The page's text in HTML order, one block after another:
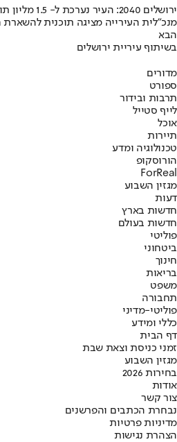
ירושלים 2040: העיר נערכת ל- 1.5 מליון תושבים
מנכ"לית העירייה מציגה תוכנית להשארת
הבא
בשיתוף עיריית ירושלים
מדורים
ספורט
תרבות ובידור
לייף סטייל
אוכל
תיירות
טכנולוגיה ומדע
הורוסקופ
ForReal
מגזין השבוע
דעות
חדשות בארץ
חדשות בעולם
פוליטי
ביטחוני
חינוך
בריאות
משפט
תחבורה
פוליטי-מדיני
כללי ומידע
דף הבית
זמני כניסת וצאת שבת
מגזין השבוע
בחירות 2026
אודות
צור קשר
נבחרת הכתבים והפרשנים
מדיניות פרטיות
הצהרת נגישות